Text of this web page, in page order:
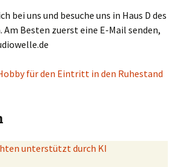
bei uns und besuche uns in Haus D des
Besten zuerst eine E-Mail senden,
für den Eintritt in den Ruhestand
unterstützt durch KI